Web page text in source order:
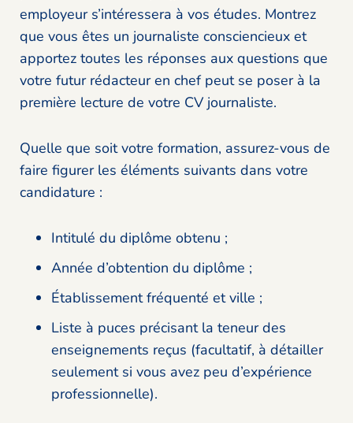
employeur s’intéressera à vos études. Montrez
que vous êtes un journaliste consciencieux et
apportez toutes les réponses aux questions que
votre futur rédacteur en chef peut se poser à la
première lecture de votre CV journaliste.
Quelle que soit votre formation, assurez-vous de
faire figurer les éléments suivants dans votre
candidature :
Intitulé du diplôme obtenu ;
Année d’obtention du diplôme ;
Établissement fréquenté et ville ;
Liste à puces précisant la teneur des
enseignements reçus (facultatif, à détailler
seulement si vous avez peu d’expérience
professionnelle).